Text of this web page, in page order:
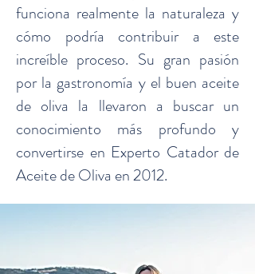
funciona realmente la naturaleza y
cómo podría contribuir a este
increíble proceso. Su gran pasión
por la gastronomía y el buen aceite
de oliva la llevaron a buscar un
conocimiento más profundo y
convertirse en Experto Catador de
Aceite de Oliva en 2012.